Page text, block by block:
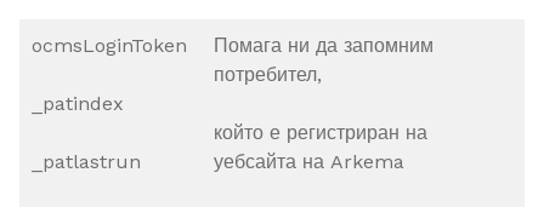
ocmsLoginToken
_patindex
_patlastrun
Помага ни да запомним
потребител,
който е регистриран на
уебсайта на Arkema